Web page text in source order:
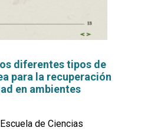
diferentes tipos de
para la recuperación
en ambientes
de Ciencias